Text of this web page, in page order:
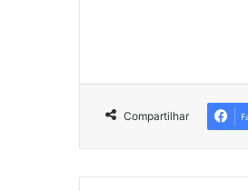
Compartilhar